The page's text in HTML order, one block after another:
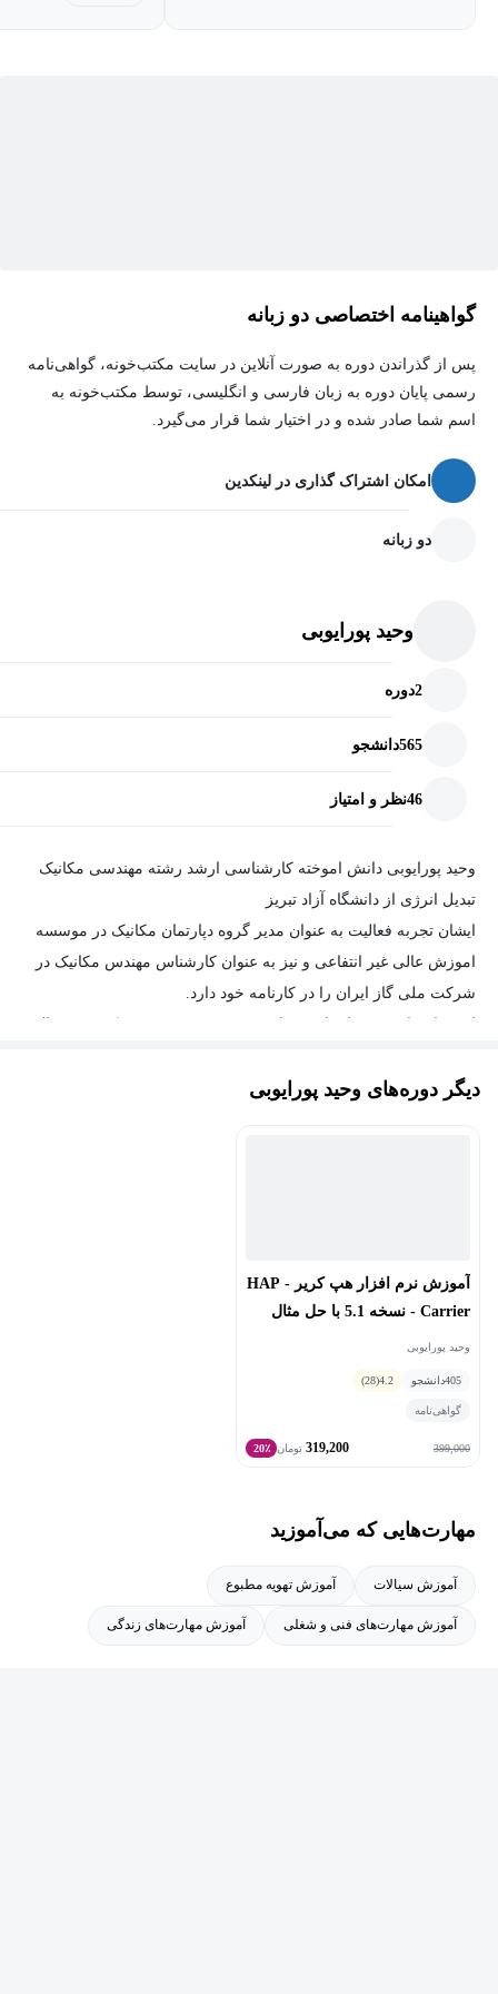
گواهینامه اختصاصی دو زبانه
پس از گذراندن دوره به صورت آنلاین در سایت مکتب‌خونه، گواهی‌نامه
رسمی پایان دوره به زبان فارسی و انگلیسی، توسط مکتب‌خونه به
اسم شما صادر شده و در اختیار شما قرار می‌گیرد.
امکان اشتراک گذاری در لینکدین
دو زبانه
وحید پورایوبی
2دوره
565دانشجو
46نظر و امتیاز
وحید پورایوبی دانش اموخته کارشناسی ارشد رشته مهندسی مکانیک
تبدیل انرژی از دانشگاه آزاد تبریز
ایشان تجربه فعالیت به عنوان مدیر گروه دپارتمان مکانیک در موسسه
اموزش عالی غیر انتفاعی و نیز به عنوان کارشناس مهندس مکانیک در
شرکت ملی گاز ایران را در کارنامه خود دارد.
مهندسی تاسیسات مکانیکی ساختمان و همچنین نرم افزارهای
دیگر دوره‌های وحید پورایوبی
آموزش نرم افزار هپ کریر - HAP
Carrier - نسخه 5.1 با حل مثال
وحید پورایوبی
405دانشجو 4.2
(28)
گواهی‌نامه
399,000
319,200 تومان 20٪
مهارت‌هایی که می‌آموزید
آموزش سیالات آموزش تهویه مطبوع
آموزش مهارت‌های فنی و شغلی آموزش مهارت‌های زندگی